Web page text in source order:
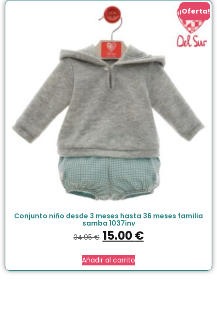
¡Oferta!
Conjunto niño desde 3 meses hasta 36 meses familia
samba 1037inv
34.95€ 15.00€
Añadir al carrito